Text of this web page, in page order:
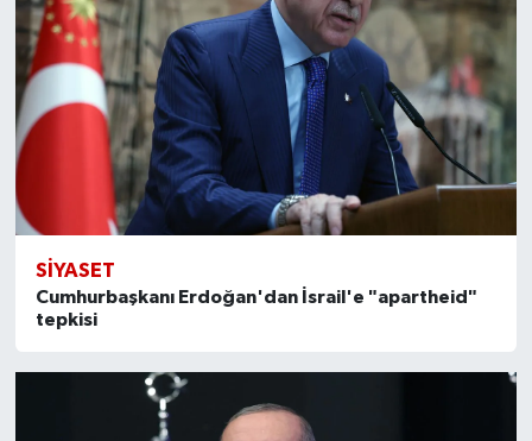
SİYASET
Cumhurbaşkanı Erdoğan'dan İsrail'e "apartheid"
tepkisi